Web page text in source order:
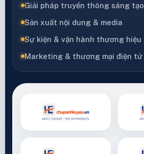
Giải pháp truyền thông sáng tạo
Sản xuất nội dung & media
Sự kiện & vận hành thương hiệu
Marketing & thương mại điện tử